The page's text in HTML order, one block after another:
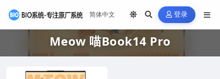
登录
Meow 喵Book14 Pro